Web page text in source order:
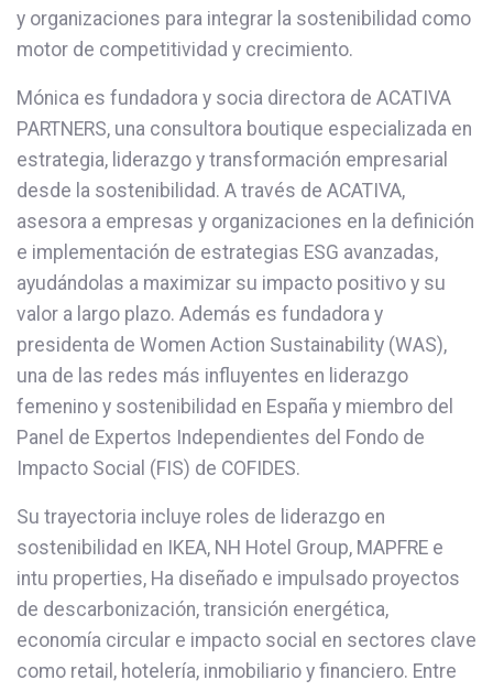
y organizaciones para integrar la sostenibilidad como
motor de competitividad y crecimiento.
Mónica es fundadora y socia directora de ACATIVA
PARTNERS, una consultora boutique especializada en
estrategia, liderazgo y transformación empresarial
desde la sostenibilidad. A través de ACATIVA,
asesora a empresas y organizaciones en la definición
e implementación de estrategias ESG avanzadas,
ayudándolas a maximizar su impacto positivo y su
valor a largo plazo. Además es fundadora y
presidenta de Women Action Sustainability (WAS),
una de las redes más influyentes en liderazgo
femenino y sostenibilidad en España y miembro del
Panel de Expertos Independientes del Fondo de
Impacto Social (FIS) de COFIDES.
Su trayectoria incluye roles de liderazgo en
sostenibilidad en IKEA, NH Hotel Group, MAPFRE e
intu properties, Ha diseñado e impulsado proyectos
de descarbonización, transición energética,
economía circular e impacto social en sectores clave
como retail, hotelería, inmobiliario y financiero. Entre